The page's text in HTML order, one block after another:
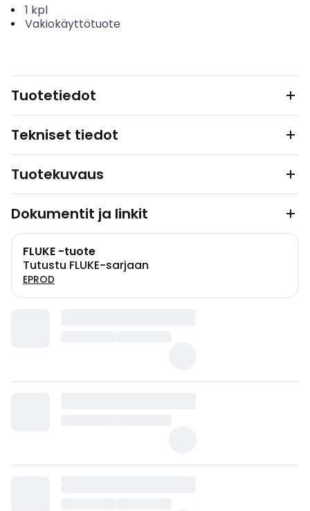
1 kpl
Vakiokäyttötuote
Tuotetiedot
Tekniset tiedot
Tuotekuvaus
Dokumentit ja linkit
FLUKE -tuote
Tutustu FLUKE-sarjaan
EPROD